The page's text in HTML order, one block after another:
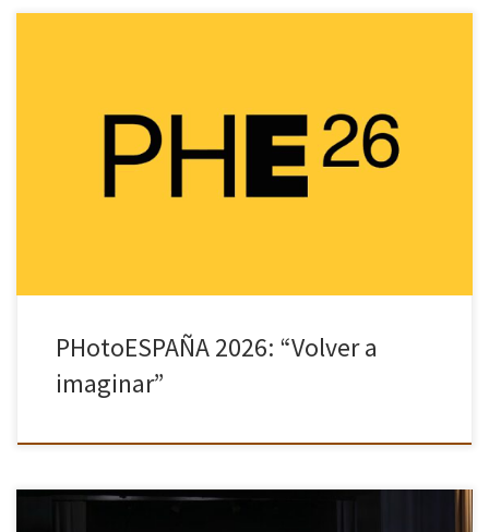
Este año, PhotoEspaña celebra su 29ª edición con casi 100
exposiciones, más de 300 artistas y un lema: “Volver a imaginar”.
En esta edición, el festival mira hacia la juventud […]
PHotoESPAÑA 2026: “Volver a
imaginar”